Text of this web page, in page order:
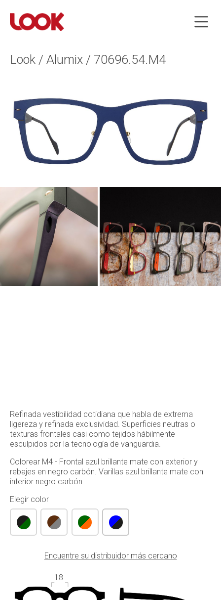
Look / Alumix / 70696.54.M4
Refinada vestibilidad cotidiana que habla de extrema
ligereza y refinada exclusividad. Superficies neutras o
texturas frontales casi como tejidos hábilmente
esculpidos por la tecnología de vanguardia.
Colorear M4 - Frontal azul brillante mate con exterior y
rebajes en negro carbón. Varillas azul brillante mate con
interior negro carbón.
Elegir color
Encuentre su distribuidor más cercano
18